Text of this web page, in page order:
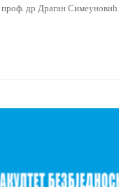
проф. др Драган